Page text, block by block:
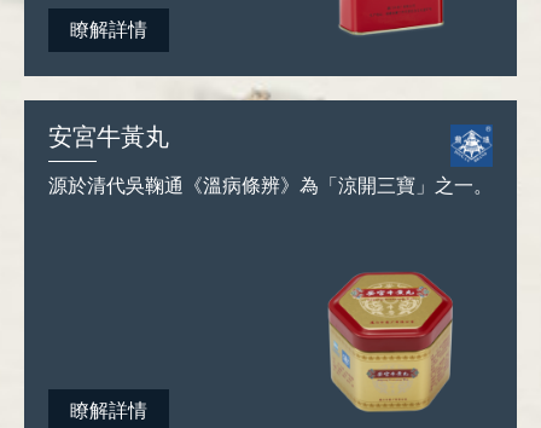
瞭解詳情
安宮牛黃丸
源於清代吳鞠通《溫病條辨》為「涼開三寶」之一。
瞭解詳情